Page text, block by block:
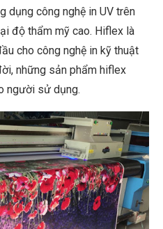
dụng công nghệ in UV trên
độ thẩm mỹ cao. Hiflex là
cho công nghệ in kỹ thuật
những sản phẩm hiflex
người sử dụng.